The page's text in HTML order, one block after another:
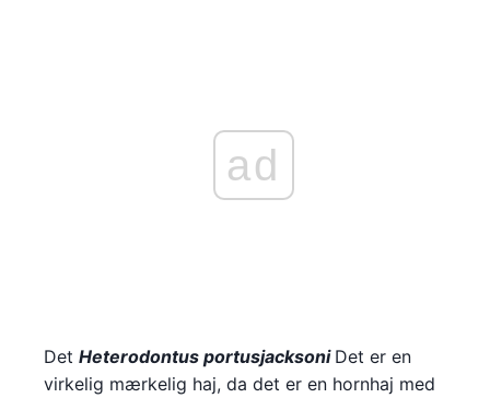
ad
Det Heterodontus portusjacksoni Det er en
virkelig mærkelig haj, da det er en hornhaj med